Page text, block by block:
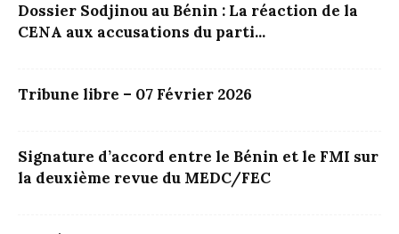
Dossier Sodjinou au Bénin : La réaction de la
CENA aux accusations du parti...
Tribune libre – 07 Février 2026
Signature d’accord entre le Bénin et le FMI sur
la deuxième revue du MEDC/FEC